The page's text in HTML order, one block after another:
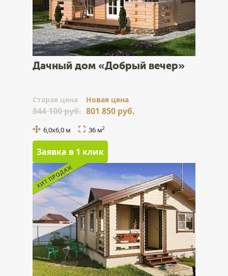
Дачный дом «Добрый вечер»
Cтарая цена
844 100 руб.
Новая цена
801 850 руб.
6,0x6,0 м 36 м2
Заявка в 1 клик